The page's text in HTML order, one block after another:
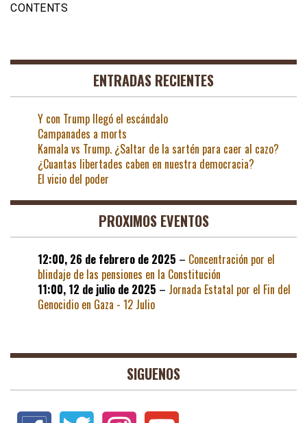
CONTENTS
ENTRADAS RECIENTES
Y con Trump llegó el escándalo
Campanades a morts
Kamala vs Trump. ¿Saltar de la sartén para caer al cazo?
¿Cuantas libertades caben en nuestra democracia?
El vicio del poder
PROXIMOS EVENTOS
12:00, 26 de febrero de 2025 – Concentración por el
blindaje de las pensiones en la Constitución
11:00, 12 de julio de 2025 – Jornada Estatal por el Fin del
Genocidio en Gaza - 12 Julio
SIGUENOS